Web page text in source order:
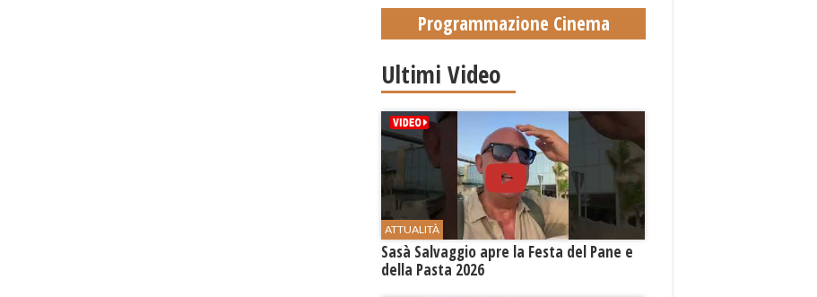
sollecita la Regione
Programmazione Cinema
Ultimi Video
ATTUALITÀ
Sasà Salvaggio apre la Festa del Pane e
della Pasta 2026